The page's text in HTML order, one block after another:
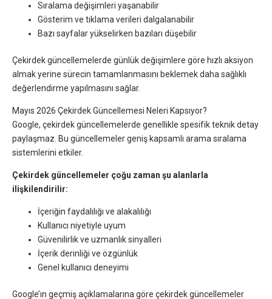
Sıralama değişimleri yaşanabilir
Gösterim ve tıklama verileri dalgalanabilir
Bazı sayfalar yükselirken bazıları düşebilir
Çekirdek güncellemelerde günlük değişimlere göre hızlı aksiyon
almak yerine sürecin tamamlanmasını beklemek daha sağlıklı
değerlendirme yapılmasını sağlar.
Mayıs 2026 Çekirdek Güncellemesi Neleri Kapsıyor?
Google, çekirdek güncellemelerde genellikle spesifik teknik detay
paylaşmaz. Bu güncellemeler geniş kapsamlı arama sıralama
sistemlerini etkiler.
Çekirdek güncellemeler çoğu zaman şu alanlarla
ilişkilendirilir:
İçeriğin faydalılığı ve alakalılığı
Kullanıcı niyetiyle uyum
Güvenilirlik ve uzmanlık sinyalleri
İçerik derinliği ve özgünlük
Genel kullanıcı deneyimi
Google’ın geçmiş açıklamalarına göre çekirdek güncellemeler